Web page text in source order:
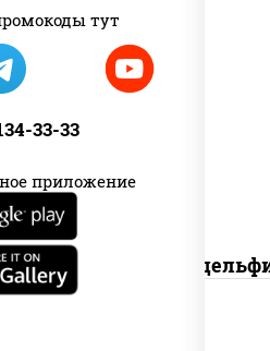
тут
33-33
приложение
new
рис, нори, сыр